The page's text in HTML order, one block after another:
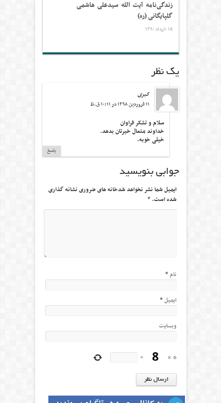
زندگی‌نامه آیت الله سیدعلی هاشمی
گلپایگانی (ره)
۱۵ خرداد ۱۳۹۰
یک نظر
کبری
۱۱ فروردین ۱۳۹۸ در ۱۰:۱۱ ق.ظ
سلام و تشکر فراوان
خداوند متعال خیرتان بدهد.
خیلی خوبه.
پاسخ
جوابی بنویسید
ایمیل شما نشر نخواهد شدخانه های ضروری نشانه گذاری
شده است.*
نام*
ایمیل*
وبسایت
6
×
=